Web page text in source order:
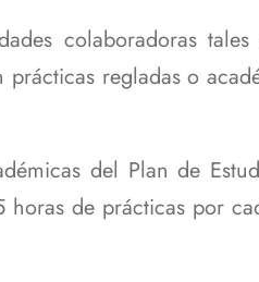
colaboradoras
regladas o
del Plan de
de prácticas por